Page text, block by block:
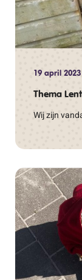
19 april 2023
Thema
Wij zijn